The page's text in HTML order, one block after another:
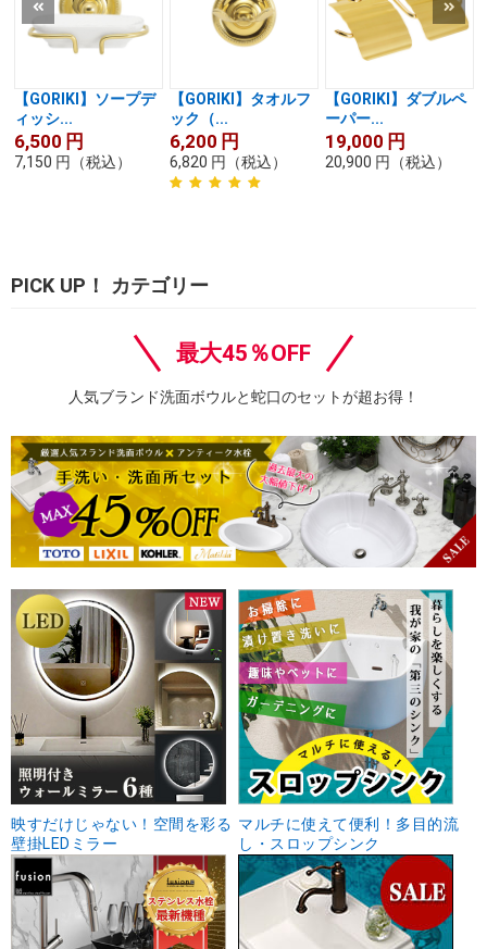
【GORIKI】ソープデ
ィッシ...
6,500 円
7,150 円 （税込）
【GORIKI】タオルフ
ック（...
6,200 円
6,820 円 （税込）
【GORIKI】ダブルペ
ーパー...
19,000 円
20,900 円 （税込）
PICK UP！ カテゴリー
最大45％OFF
人気ブランド洗面ボウルと蛇口のセットが超お得！
映すだけじゃない！空間を彩る
壁掛LEDミラー
マルチに使えて便利！多目的流
し・スロップシンク